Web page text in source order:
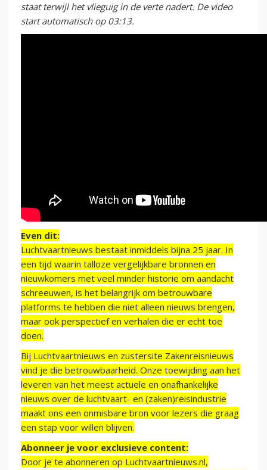
staat terwijl het vlieguig in de verte nadert. De video
start automatisch op 03:13.
Even dit:
Luchtvaartnieuws bestaat inmiddels bijna 25 jaar. In
een tijd waarin talloze vergelijkbare bronnen en
nieuwkomers met veel minder historie om aandacht
schreeuwen, is het belangrijk om betrouwbare
platforms te hebben die niet alleen nieuws brengen,
maar ook perspectief en verhalen die er echt toe
doen.
Bij Luchtvaartnieuws en zustersite Zakenreisnieuws
vind je die betrouwbaarheid. Onze toewijding aan het
leveren van het meest actuele en onafhankelijke
nieuws over de luchtvaart- en (zaken)reisindustrie
maakt ons een onmisbare bron voor lezers die graag
een stap voor willen blijven.
Abonneer je voor exclusieve content:
Door je te abonneren op Luchtvaartnieuws.nl,